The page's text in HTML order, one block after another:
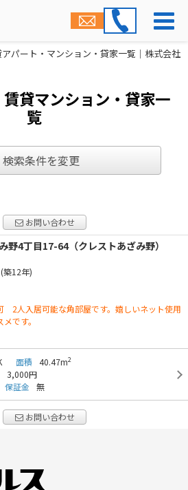
パート・マンション・貸家一覧｜株式会社
貸マンション・貸家一
覧
検索条件を変更
お問い合わせ
野4丁目17-64（クレストあざみ野）
(築12年)
2人入居可能な角部屋です。嬉しいネット使用
です。
面積 40.47m2
3,000円
保証金 無
お問い合わせ